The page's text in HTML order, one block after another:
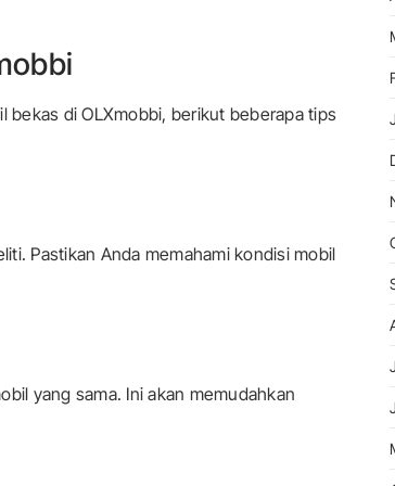
bekas di OLXmobbi, berikut beberapa tips
Pastikan Anda memahami kondisi mobil
yang sama. Ini akan memudahkan